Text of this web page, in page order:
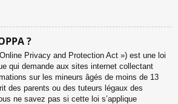
?
Privacy and Protection Act ») est une loi
qui demande aux sites internet collectant
sur les mineurs âgés de moins de 13
des parents ou des tuteurs légaux des
ne savez pas si cette loi s’applique